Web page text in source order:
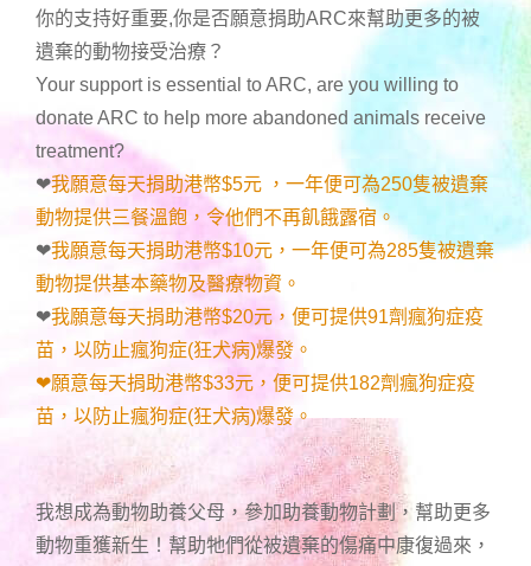
你的支持好重要,你是否願意捐助ARC來幫助更多的被
遺棄的動物接受治療？
Your support is essential to ARC, are you willing to
donate ARC to help more abandoned animals receive
treatment?
❤我願意每天捐助港幣$5元 ，一年便可為250隻被遺棄
動物提供三餐溫飽，令他們不再飢餓露宿。
❤我願意每天捐助港幣$10元，一年便可為285隻被遺棄
動物提供基本藥物及醫療物資。
❤我願意每天捐助港幣$20元，便可提供91劑瘋狗症疫
苗，以防止瘋狗症(狂犬病)爆發。
❤願意每天捐助港幣$33元，便可提供182劑瘋狗症疫
苗，以防止瘋狗症(狂犬病)爆發。
我想成為動物助養父母，參加助養動物計劃，幫助更多
動物重獲新生！幫助牠們從被遺棄的傷痛中康復過來，